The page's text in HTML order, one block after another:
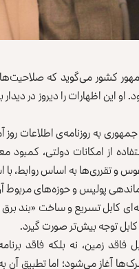
کشور می‌گوید که صلاحیت‌ها
این اظهارات را دیروز در
به روزنامه‌ی اطلاعات
از امکانات دولتی، کمبود
و تقرری‌ها به اساس
پولیس و حوزه‌های
کابل تسریع و ساخت
کابل توجه بیش‌تر صورت گیرد.
زمین، نه بلکه فاقد
آغاز می‌شود؛ اما تطبیق آن